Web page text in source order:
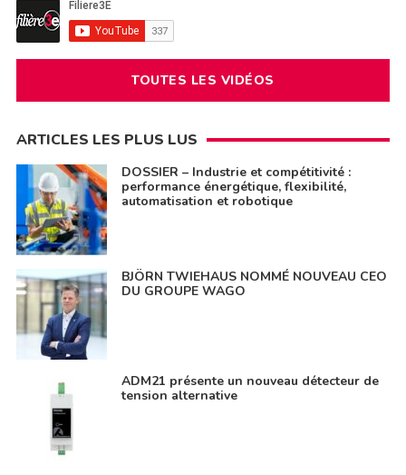
TOUTES LES VIDÉOS
ARTICLES LES PLUS LUS
DOSSIER – Industrie et compétitivité :
performance énergétique, flexibilité,
automatisation et robotique
BJÖRN TWIEHAUS NOMMÉ NOUVEAU CEO
DU GROUPE WAGO
ADM21 présente un nouveau détecteur de
tension alternative